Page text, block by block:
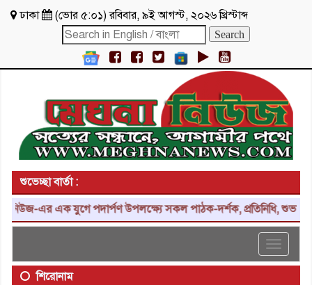
ঢাকা (ভোর ৫:০১)রবিবার, ৯ই আগস্ট, ২০২৬ খ্রিস্টাব্দ
শুভেচ্ছা বার্তা :
যুগে পদার্পণ উপলক্ষ্যে সকল পাঠক-দর্শক, প্রতিনিধি, শুভাকাঙ্ক্ষী,
Toggle
শিরোনাম